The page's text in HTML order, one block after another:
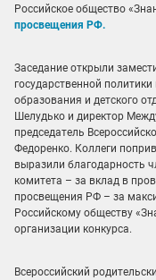
Российское общество
просвещения РФ.
Заседание открыли
государственной
образования и детского
Шелудько и директор
председатель
Федоренко. Коллеги
выразили благодарность
комитета – за вклад в
просвещения РФ – за
Российскому обществу
организации конкурса.
Всероссийский